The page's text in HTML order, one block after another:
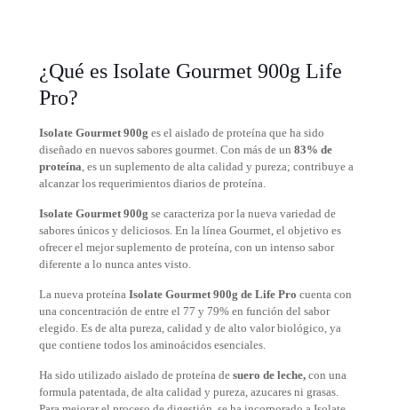
¿Qué es Isolate Gourmet 900g Life
Pro?
Isolate Gourmet 900g es el aislado de proteína que ha sido
diseñado en nuevos sabores gourmet. Con más de un83% de
proteína, es un suplemento de alta calidad y pureza; contribuye a
alcanzar los requerimientos diarios de proteína.
Isolate Gourmet 900g se caracteriza por la nueva variedad de
sabores únicos y deliciosos. En la línea Gourmet, el objetivo es
ofrecer el mejor suplemento de proteína, con un intenso sabor
diferente a lo nunca antes visto.
La nueva proteínaIsolate Gourmet 900g de Life Pro cuenta con
una concentración de entre el 77 y 79% en función del sabor
elegido. Es de alta pureza, calidad y de alto valor biológico, ya
que contiene todos los aminoácidos esenciales.
Ha sido utilizado aislado de proteína desuero de leche, con una
formula patentada, de alta calidad y pureza, azucares ni grasas.